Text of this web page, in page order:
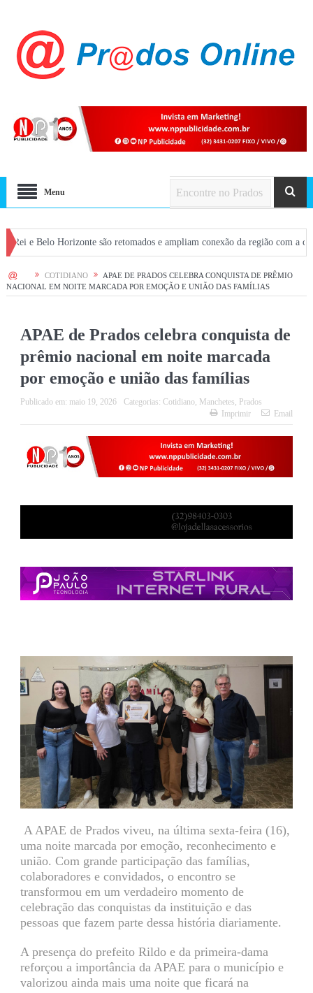
Menu
são retomados e ampliam conexão da região com a capital
HOME COTIDIANO
APAE DE PRADOS CELEBRA CONQUISTA DE PRÊMIO
NACIONAL EM NOITE MARCADA POR EMOÇÃO E UNIÃO DAS FAMÍLIAS
APAE de Prados celebra conquista de
prêmio nacional em noite marcada
por emoção e união das famílias
Publicado em: maio 19, 2026 Categorias: Cotidiano, Manchetes, Prados
Imprimir
Email
A APAE de Prados viveu, na última sexta-feira (16),
uma noite marcada por emoção, reconhecimento e
união. Com grande participação das famílias,
colaboradores e convidados, o encontro se
transformou em um verdadeiro momento de
celebração das conquistas da instituição e das
pessoas que fazem parte dessa história diariamente.
A presença do prefeito Rildo e da primeira-dama
reforçou a importância da APAE para o município e
valorizou ainda mais uma noite que ficará na